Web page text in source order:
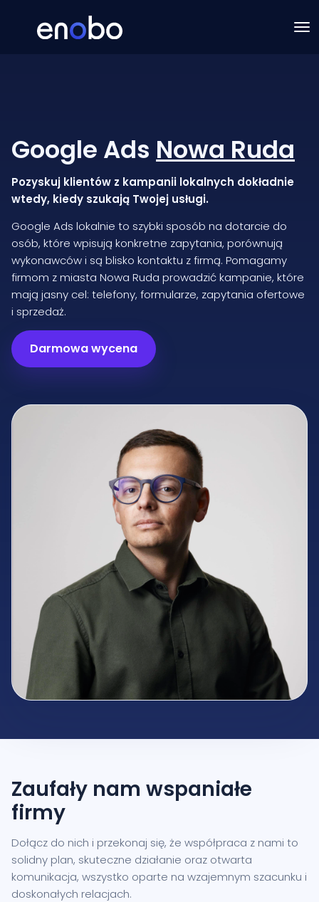
Google Ads Nowa Ruda
Pozyskuj klientów z kampanii lokalnych dokładnie
wtedy, kiedy szukają Twojej usługi.
Google Ads lokalnie to szybki sposób na dotarcie do
osób, które wpisują konkretne zapytania, porównują
wykonawców i są blisko kontaktu z firmą. Pomagamy
firmom z miasta Nowa Ruda prowadzić kampanie, które
mają jasny cel: telefony, formularze, zapytania ofertowe
i sprzedaż.
Darmowa wycena
Zaufały nam wspaniałe
firmy
Dołącz do nich i przekonaj się, że współpraca z nami to
solidny plan, skuteczne działanie oraz otwarta
komunikacja, wszystko oparte na wzajemnym szacunku i
doskonałych relacjach.